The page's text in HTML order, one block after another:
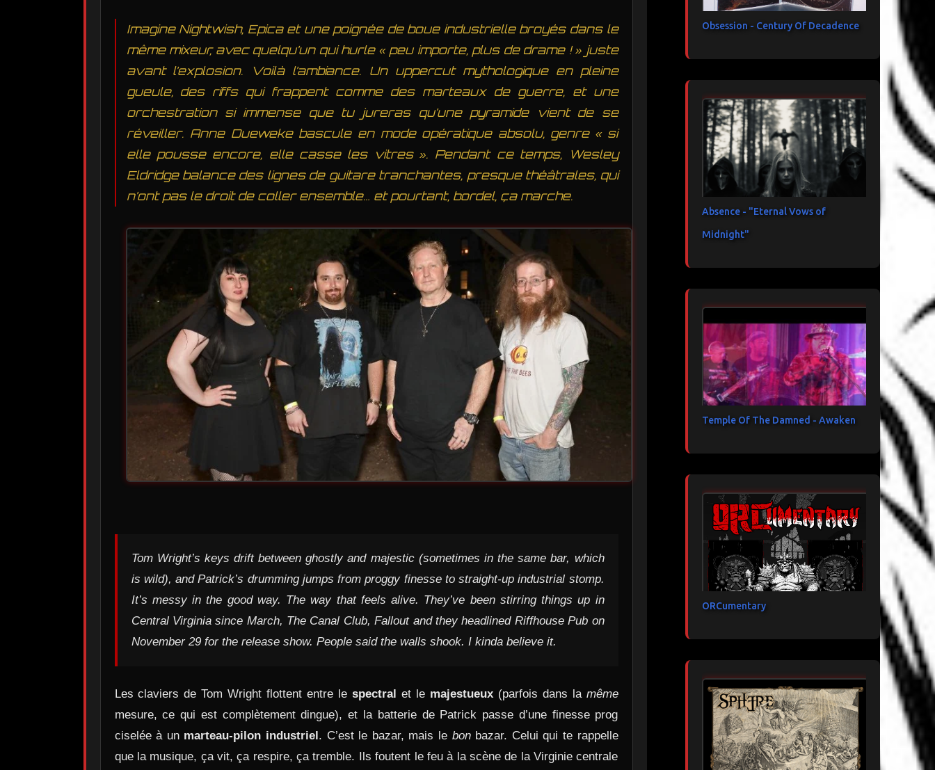
Imagine Nightwish, Epica et une poignée de boue industrielle broyés dans le
même mixeur, avec quelqu’un qui hurle « peu importe, plus de drame ! » juste
avant l’explosion. Voilà l’ambiance. Un uppercut mythologique en pleine
gueule, des riffs qui frappent comme des marteaux de guerre, et une
orchestration si immense que tu jureras qu’une pyramide vient de se
réveiller. Anne Dueweke bascule en mode opératique absolu, genre « si
elle pousse encore, elle casse les vitres ». Pendant ce temps, Wesley
Eldridge balance des lignes de guitare tranchantes, presque théâtrales, qui
n’ont pas le droit de coller ensemble… et pourtant, bordel, ça marche.
Tom Wright’s keys drift between ghostly and majestic (sometimes in the same bar, which
is wild), and Patrick’s drumming jumps from proggy finesse to straight-up industrial stomp.
It’s messy in the good way. The way that feels alive. They’ve been stirring things up in
Central Virginia since March, The Canal Club, Fallout and they headlined Riffhouse Pub on
November 29 for the release show. People said the walls shook. I kinda believe it.
Les claviers de Tom Wright flottent entre le spectral et le majestueux(parfois dans la même
mesure, ce qui est complètement dingue), et la batterie de Patrick passe d’une finesse prog
ciselée à un marteau-pilon industriel . C’est le bazar, mais le bonbazar. Celui qui te rappelle
que la musique, ça vit, ça respire, ça tremble. Ils foutent le feu à la scène de la Virginie centrale
Obsession - Century Of Decadence
Absence - "Eternal Vows of
Midnight"
Temple Of The Damned - Awaken
ORCumentary